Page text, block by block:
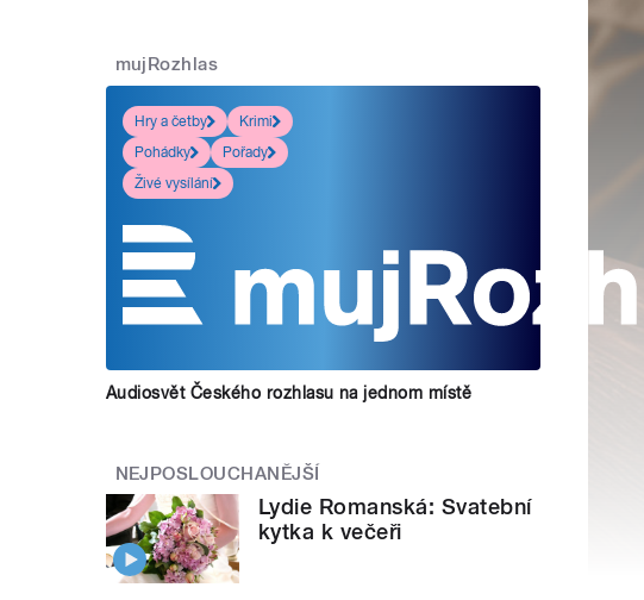
mujRozhlas
Hry a četby
Krimi
Pohádky
Pořady
Živé vysílání
Audiosvět Českého rozhlasu na jednom místě
NEJPOSLOUCHANĚJŠÍ
Lydie Romanská: Svatební
kytka k večeři